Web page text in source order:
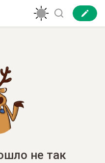
не так